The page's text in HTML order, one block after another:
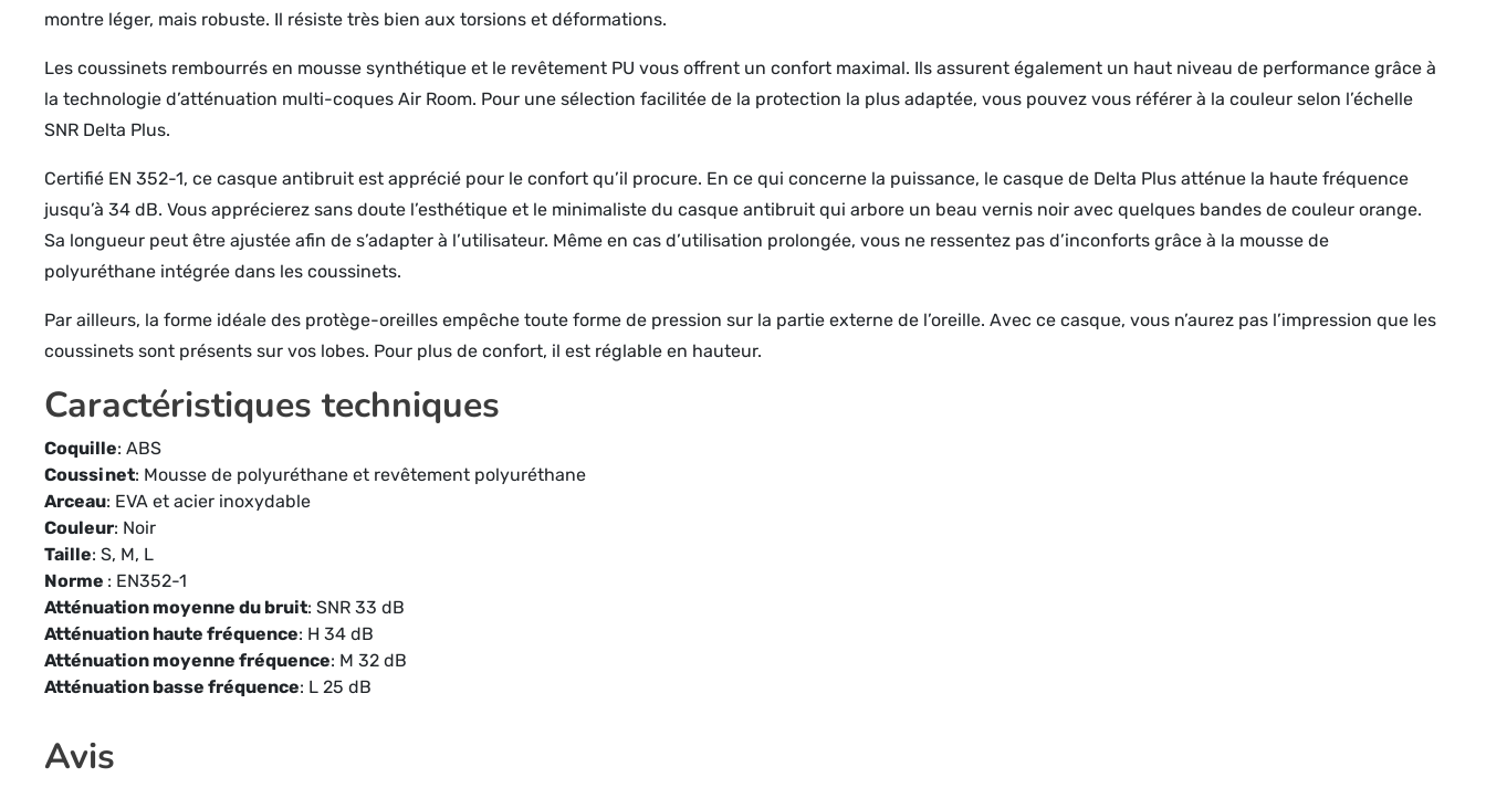
montre léger, mais robuste. Il résiste très bien aux torsions et déformations.
Les coussinets rembourrés en mousse synthétique et le revêtement PU vous offrent un confort maximal. Ils assurent également un haut niveau de performance grâce à
la technologie d’atténuation multi-coques Air Room. Pour une sélection facilitée de la protection la plus adaptée, vous pouvez vous référer à la couleur selon l’échelle
SNR Delta Plus.
Certifié EN 352-1, ce casque antibruit est apprécié pour le confort qu’il procure. En ce qui concerne la puissance, le casque de Delta Plus atténue la haute fréquence
jusqu’à 34 dB. Vous apprécierez sans doute l’esthétique et le minimaliste du casque antibruit qui arbore un beau vernis noir avec quelques bandes de couleur orange.
Sa longueur peut être ajustée afin de s’adapter à l’utilisateur. Même en cas d’utilisation prolongée, vous ne ressentez pas d’inconforts grâce à la mousse de
polyuréthane intégrée dans les coussinets.
Par ailleurs, la forme idéale des protège-oreilles empêche toute forme de pression sur la partie externe de l’oreille. Avec ce casque, vous n’aurez pas l’impression que les
coussinets sont présents sur vos lobes. Pour plus de confort, il est réglable en hauteur.
Caractéristiques techniques
Coquille: ABS
Coussinet: Mousse de polyuréthane et revêtement polyuréthane
Arceau: EVA et acier inoxydable
Couleur: Noir
Taille: S, M, L
Norme : EN352-1
Atténuation moyenne du bruit: SNR 33 dB
Atténuation haute fréquence: H 34 dB
Atténuation moyenne fréquence: M 32 dB
Atténuation basse fréquence: L 25 dB
Avis